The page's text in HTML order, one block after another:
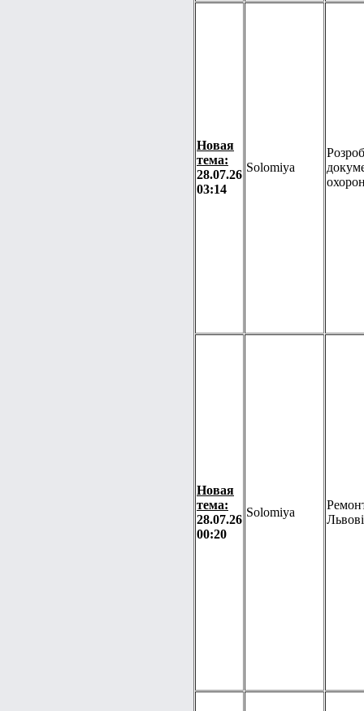
Новая
тема:
28.07.26
03:14
Solomiya
Новая
тема:
28.07.26
00:20
Solomiya
Львові